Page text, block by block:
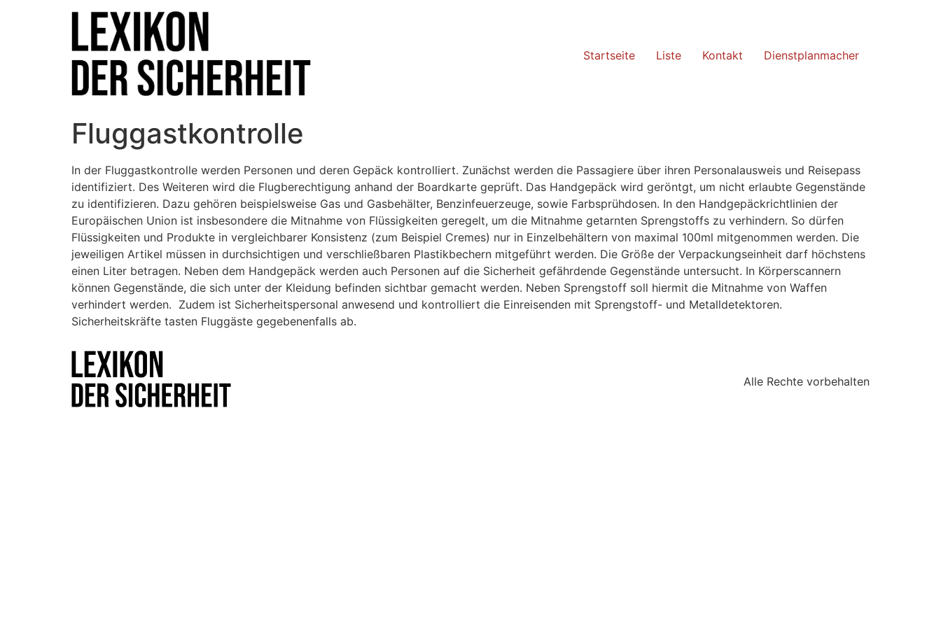
Startseite Liste Kontakt Dienstplanmacher
Fluggastkontrolle
In der Fluggastkontrolle werden Personen und deren Gepäck kontrolliert. Zunächst werden die Passagiere über ihren Personalausweis und Reisepass
identifiziert. Des Weiteren wird die Flugberechtigung anhand der Boardkarte geprüft. Das Handgepäck wird geröntgt, um nicht erlaubte Gegenstände
zu identifizieren. Dazu gehören beispielsweise Gas und Gasbehälter, Benzinfeuerzeuge, sowie Farbsprühdosen. In den Handgepäckrichtlinien der
Europäischen Union ist insbesondere die Mitnahme von Flüssigkeiten geregelt, um die Mitnahme getarnten Sprengstoffs zu verhindern. So dürfen
Flüssigkeiten und Produkte in vergleichbarer Konsistenz (zum Beispiel Cremes) nur in Einzelbehältern von maximal 100ml mitgenommen werden. Die
jeweiligen Artikel müssen in durchsichtigen und verschließbaren Plastikbechern mitgeführt werden. Die Größe der Verpackungseinheit darf höchstens
einen Liter betragen. Neben dem Handgepäck werden auch Personen auf die Sicherheit gefährdende Gegenstände untersucht. In Körperscannern
können Gegenstände, die sich unter der Kleidung befinden sichtbar gemacht werden. Neben Sprengstoff soll hiermit die Mitnahme von Waffen
verhindert werden. Zudem ist Sicherheitspersonal anwesend und kontrolliert die Einreisenden mit Sprengstoff- und Metalldetektoren.
Sicherheitskräfte tasten Fluggäste gegebenenfalls ab.
Alle Rechte vorbehalten